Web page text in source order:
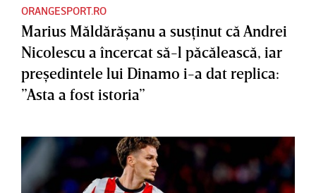
ORANGESPORT.RO
Marius Măldărăşanu a susţinut că Andrei
Nicolescu a încercat să-l păcălească, iar
preşedintele lui Dinamo i-a dat replica:
”Asta a fost istoria”